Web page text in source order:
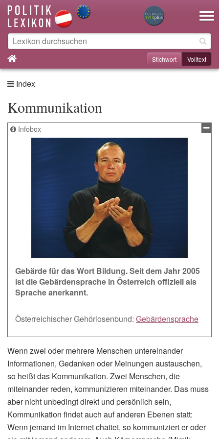
Stichwort Volltext
Index
Kommunikation
Infobox
Gebärde für das Wort Bildung. Seit dem Jahr 2005
ist die Gebärdensprache in Österreich offiziell als
Sprache anerkannt.
Österreichischer Gehörlosenbund: Gebärdensprache
Wenn zwei oder mehrere Menschen untereinander
Informationen, Gedanken oder Meinungen austauschen,
so heißt das Kommunikation. Zwei Menschen, die
miteinander reden, kommunizieren miteinander. Das muss
aber nicht unbedingt direkt und persönlich sein,
Kommunikation findet auch auf anderen Ebenen statt:
Wenn jemand im Internet chattet, so kommuniziert er oder